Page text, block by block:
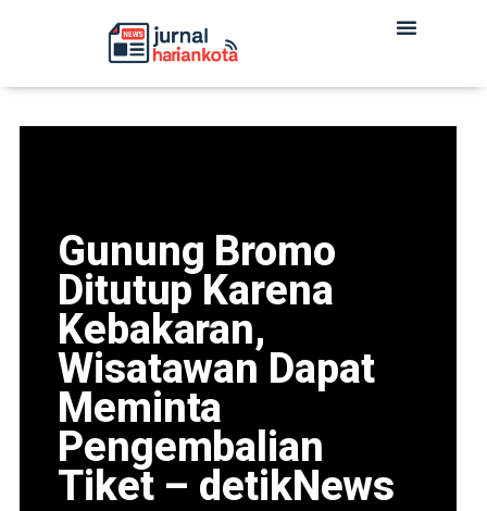
Gunung Bromo
Ditutup Karena
Kebakaran,
Wisatawan Dapat
Meminta
Pengembalian
Tiket – detikNews